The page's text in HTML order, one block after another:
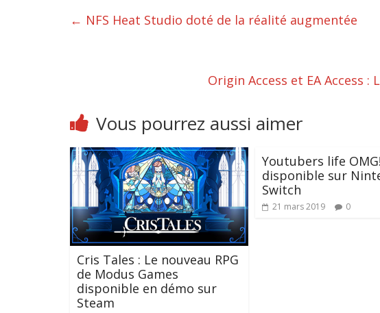
← NFS Heat Studio doté de la réalité augmentée
Origin Access et EA Access
Vous pourrez aussi aimer
Cris Tales : Le nouveau RPG
de Modus Games
disponible en démo sur
Steam
Youtubers life
disponible sur
Switch
21 mars 2019 0